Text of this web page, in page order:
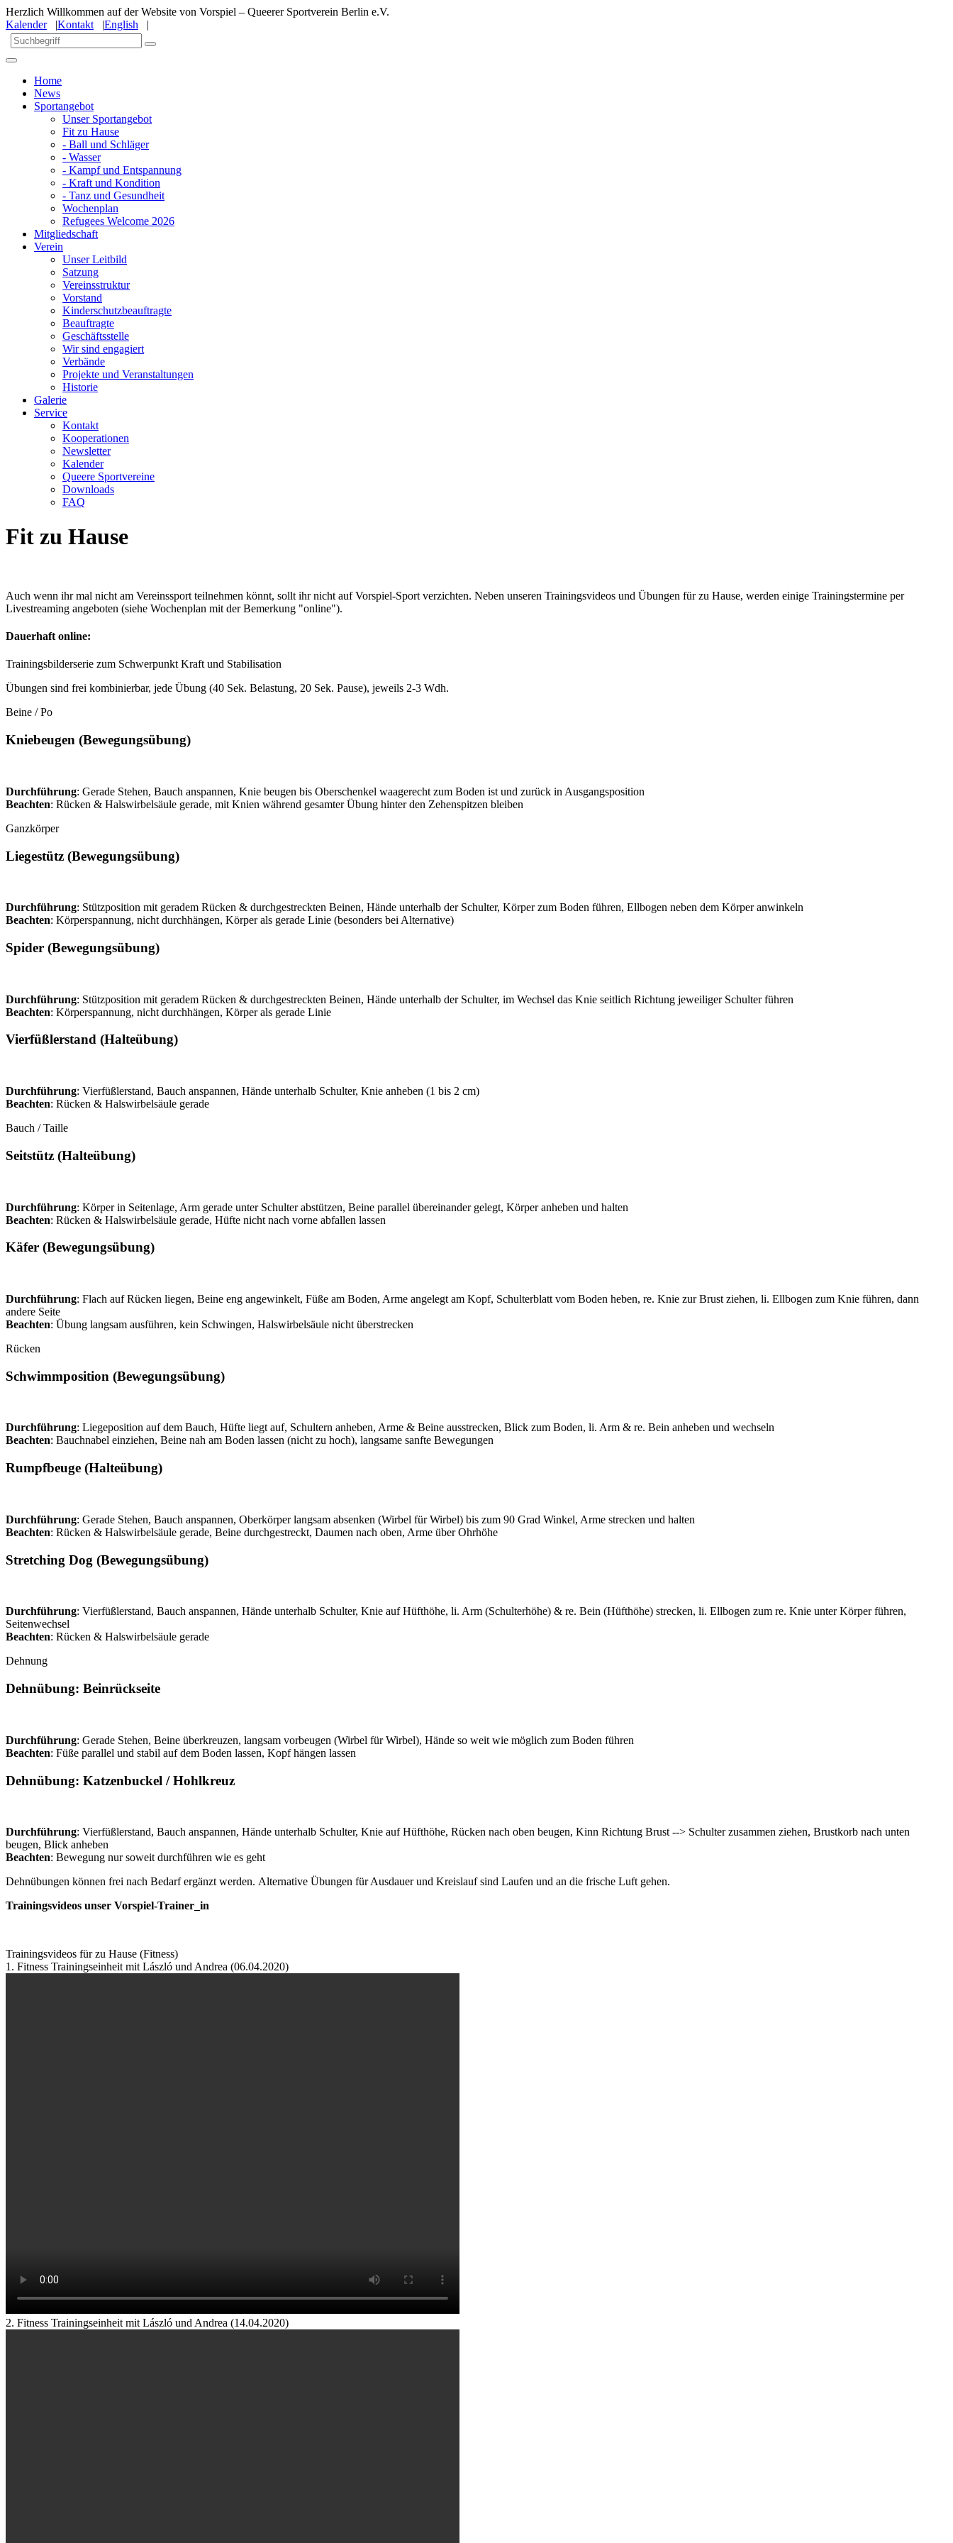
Herzlich Willkommen auf der Website von Vorspiel – Queerer Sportverein Berlin e.V.
Kalender|Kontakt |English |
Home
News
Sportangebot
Unser Sportangebot
Fit zu Hause
- Ball und Schläger
- Wasser
- Kampf und Entspannung
- Kraft und Kondition
- Tanz und Gesundheit
Wochenplan
Refugees Welcome 2026
Mitgliedschaft
Verein
Unser Leitbild
Satzung
Vereinsstruktur
Vorstand
Kinderschutzbeauftragte
Beauftragte
Geschäftsstelle
Wir sind engagiert
Verbände
Projekte und Veranstaltungen
Historie
Galerie
Service
Kontakt
Kooperationen
Newsletter
Kalender
Queere Sportvereine
Downloads
FAQ
Fit zu Hause
Auch wenn ihr mal nicht am Vereinssport teilnehmen könnt, sollt ihr nicht auf Vorspiel-Sport verzichten. Neben unseren Trainingsvideos und Übungen für zu Hause, werden einige Trainingstermine per
Livestreaming angeboten (siehe Wochenplan mit der Bemerkung "online").
Dauerhaft online:
Trainingsbilderserie zum Schwerpunkt Kraft und Stabilisation
Übungen sind frei kombinierbar, jede Übung (40 Sek. Belastung, 20 Sek. Pause), jeweils 2-3 Wdh.
Beine / Po
Kniebeugen (Bewegungsübung)
Durchführung: Gerade Stehen, Bauch anspannen, Knie beugen bis Oberschenkel waagerecht zum Boden ist und zurück in Ausgangsposition
Beachten: Rücken & Halswirbelsäule gerade, mit Knien während gesamter Übung hinter den Zehenspitzen bleiben
Ganzkörper
Liegestütz (Bewegungsübung)
Durchführung: Stützposition mit geradem Rücken & durchgestreckten Beinen, Hände unterhalb der Schulter, Körper zum Boden führen, Ellbogen neben dem Körper anwinkeln
Beachten: Körperspannung, nicht durchhängen, Körper als gerade Linie (besonders bei Alternative)
Spider (Bewegungsübung)
Durchführung: Stützposition mit geradem Rücken & durchgestreckten Beinen, Hände unterhalb der Schulter, im Wechsel das Knie seitlich Richtung jeweiliger Schulter führen
Beachten: Körperspannung, nicht durchhängen, Körper als gerade Linie
Vierfüßlerstand (Halteübung)
Durchführung: Vierfüßlerstand, Bauch anspannen, Hände unterhalb Schulter, Knie anheben (1 bis 2 cm)
Beachten: Rücken & Halswirbelsäule gerade
Bauch / Taille
Seitstütz (Halteübung)
Durchführung: Körper in Seitenlage, Arm gerade unter Schulter abstützen, Beine parallel übereinander gelegt, Körper anheben und halten
Beachten: Rücken & Halswirbelsäule gerade, Hüfte nicht nach vorne abfallen lassen
Käfer (Bewegungsübung)
Durchführung: Flach auf Rücken liegen, Beine eng angewinkelt, Füße am Boden, Arme angelegt am Kopf, Schulterblatt vom Boden heben, re. Knie zur Brust ziehen, li. Ellbogen zum Knie führen, dann
andere Seite
Beachten: Übung langsam ausführen, kein Schwingen, Halswirbelsäule nicht überstrecken
Rücken
Schwimmposition (Bewegungsübung)
Durchführung: Liegeposition auf dem Bauch, Hüfte liegt auf, Schultern anheben, Arme & Beine ausstrecken, Blick zum Boden, li. Arm & re. Bein anheben und wechseln
Beachten: Bauchnabel einziehen, Beine nah am Boden lassen (nicht zu hoch), langsame sanfte Bewegungen
Rumpfbeuge (Halteübung)
Durchführung: Gerade Stehen, Bauch anspannen, Oberkörper langsam absenken (Wirbel für Wirbel) bis zum 90 Grad Winkel, Arme strecken und halten
Beachten: Rücken & Halswirbelsäule gerade, Beine durchgestreckt, Daumen nach oben, Arme über Ohrhöhe
Stretching Dog (Bewegungsübung)
Durchführung: Vierfüßlerstand, Bauch anspannen, Hände unterhalb Schulter, Knie auf Hüfthöhe, li. Arm (Schulterhöhe) & re. Bein (Hüfthöhe) strecken, li. Ellbogen zum re. Knie unter Körper führen,
Seitenwechsel
Beachten: Rücken & Halswirbelsäule gerade
Dehnung
Dehnübung: Beinrückseite
Durchführung: Gerade Stehen, Beine überkreuzen, langsam vorbeugen (Wirbel für Wirbel), Hände so weit wie möglich zum Boden führen
Beachten: Füße parallel und stabil auf dem Boden lassen, Kopf hängen lassen
Dehnübung: Katzenbuckel / Hohlkreuz
Durchführung: Vierfüßlerstand, Bauch anspannen, Hände unterhalb Schulter, Knie auf Hüfthöhe, Rücken nach oben beugen, Kinn Richtung Brust --> Schulter zusammen ziehen, Brustkorb nach unten
beugen, Blick anheben
Beachten: Bewegung nur soweit durchführen wie es geht
Dehnübungen können frei nach Bedarf ergänzt werden. Alternative Übungen für Ausdauer und Kreislauf sind Laufen und an die frische Luft gehen.
Trainingsvideos unser Vorspiel-Trainer_in
Trainingsvideos für zu Hause (Fitness)
1. Fitness Trainingseinheit mit László und Andrea (06.04.2020)
2. Fitness Trainingseinheit mit László und Andrea (14.04.2020)